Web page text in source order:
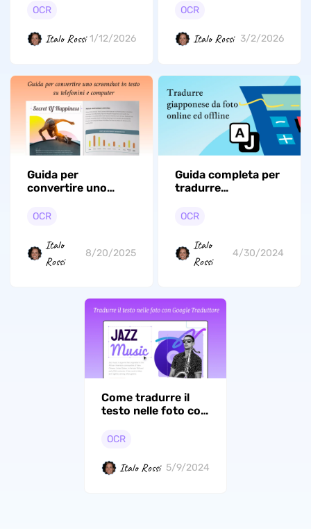
OCR
Italo Rossi 1/12/2026
Guida veloce e
OCR
Italo Rossi 3/2/2026
Guida per
convertire uno
su telefonini e
OCR
Italo
Rossi
8/20/2025
Guida completa per
tradurre
OCR
Italo
Rossi
4/30/2024
Come tradurre il
testo nelle foto con
OCR
Italo Rossi 5/9/2024